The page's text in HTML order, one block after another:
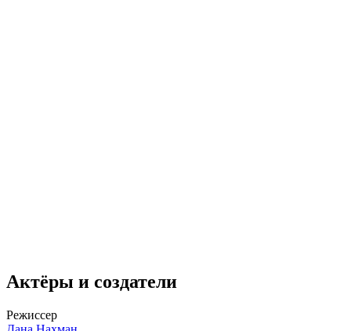
Актёры и создатели
Режиссер